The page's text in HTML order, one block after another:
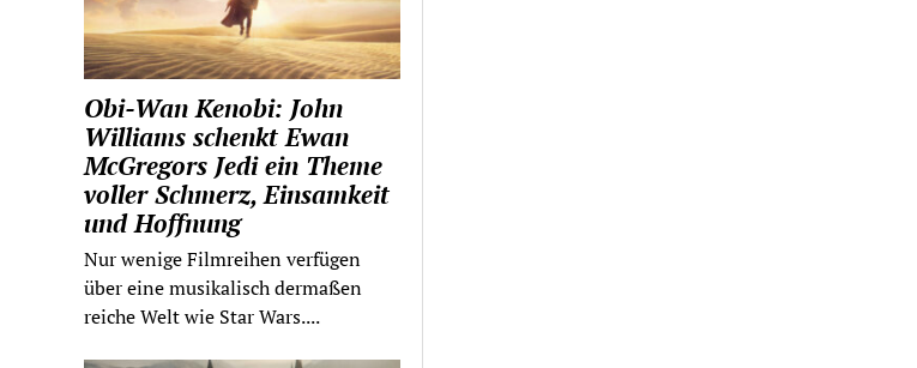
Obi-Wan Kenobi: John
Williams schenkt Ewan
McGregors Jedi ein Theme
voller Schmerz, Einsamkeit
und Hoffnung
Nur wenige Filmreihen verfügen
über eine musikalisch dermaßen
reiche Welt wie Star Wars....